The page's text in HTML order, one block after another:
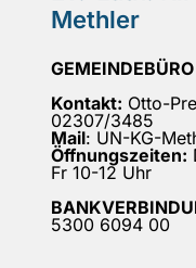
Methler
GEMEINDEBÜRO
Kontakt: Otto-
02307/3485
Mail: UN-KG-
Öffnungszeiten:
Fr 10-12 Uhr
5300 6094 00